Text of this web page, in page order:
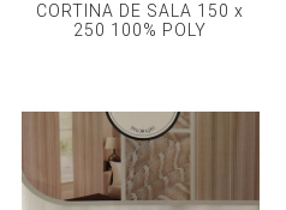
CORTINA DE SALA 150 x
250 100% POLY